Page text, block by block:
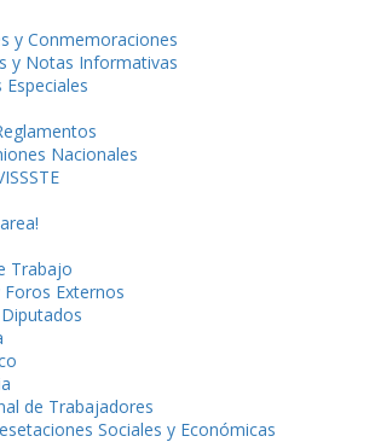
y Conmemoraciones
y Notas Informativas
Nacionales
Trabajo
Externos
de Trabajadores
Sociales y Económicas